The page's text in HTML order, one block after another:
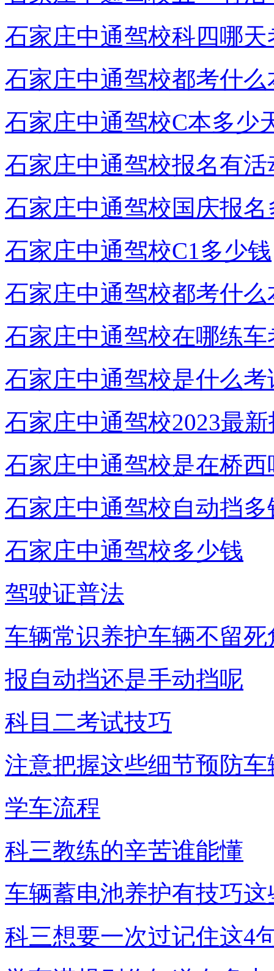
石家庄中通驾校科四哪天
石家庄中通驾校都考什么
石家庄中通驾校C本多少
石家庄中通驾校报名有活
石家庄中通驾校国庆报名
石家庄中通驾校C1多少钱
石家庄中通驾校都考什么
石家庄中通驾校在哪练车
石家庄中通驾校是什么考
石家庄中通驾校2023最
石家庄中通驾校是在桥西
石家庄中通驾校自动挡多
石家庄中通驾校多少钱
驾驶证普法
车辆常识养护车辆不留死
报自动挡还是手动挡呢
科目二考试技巧
注意把握这些细节预防车
学车流程
科三教练的辛苦谁能懂
车辆蓄电池养护有技巧这
科三想要一次过记住这4